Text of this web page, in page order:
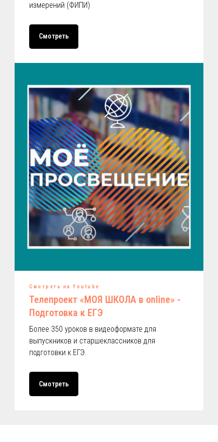
измерений (ФИПИ)
Смотреть
Смотреть на Youtube
Телепроект «МОЯ ШКОЛА в online» -
Подготовка к ЕГЭ
Более 350 уроков в видеоформате для
выпускников и старшеклассников для
подготовки к ЕГЭ.
Смотреть